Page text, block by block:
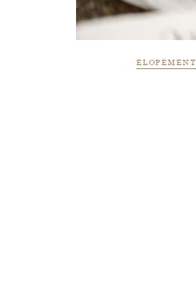
ELOPEMENT